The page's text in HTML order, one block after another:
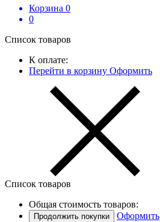
Корзина 0
0
Список товаров
К оплате:
Перейти в корзину Оформить
Список товаров
Общая стоимость товаров:
Продолжить покупки Оформить